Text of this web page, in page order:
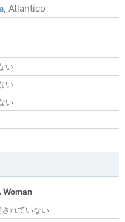
, Atlantico
い
い
い
Woman
されていない